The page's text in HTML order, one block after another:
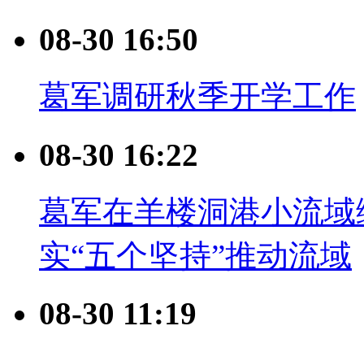
08-30 16:50
葛军调研秋季开学工作
08-30 16:22
葛军在羊楼洞港小流
实“五个坚持”推动流域
08-30 11:19